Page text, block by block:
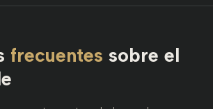
frecuentes sobre el